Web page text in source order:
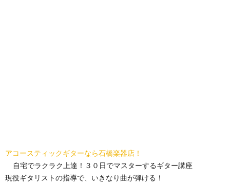
アコースティックギターなら石橋楽器店！
自宅でラクラク上達！３０日でマスターするギター講座
現役ギタリストの指導で、いきなり曲が弾ける！